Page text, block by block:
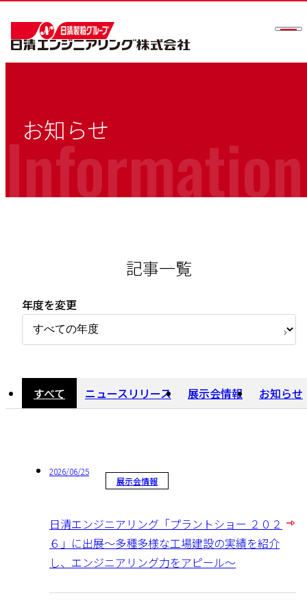
メ
お知らせ
Information
記事一覧
年度を変更
すべて ニュースリリース 展示会情報 お知らせ
すべて2026/06/25
展示会情報
日清エンジニアリング「プラントショー ２０２
６」に出展～多種多様な工場建設の実績を紹介
し、エンジニアリング力をアピール～